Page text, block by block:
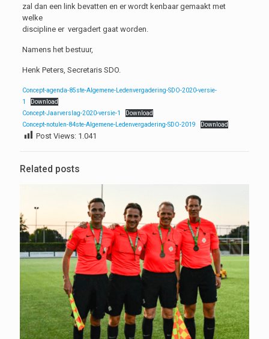
zal dan een link bevatten en er wordt kenbaar gemaakt met
welke
discipline er vergadert gaat worden.
Namens het bestuur,
Henk Peters, Secretaris SDO.
Concept-agenda-85ste-Algemene-Ledenvergadering-SDO-2020-versie-
1
Download
Concept-Jaarverslag-2020-versie-1
Download
Concept-notulen-84ste-Algemene-Ledenvergadering-SDO-2019
Download
Post Views: 1.041
Related posts